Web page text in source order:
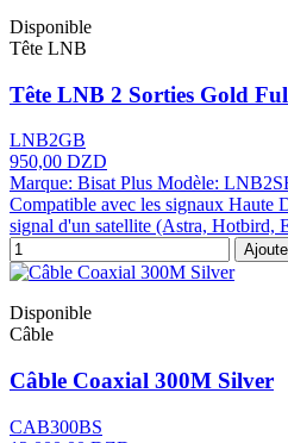
Disponible
Tête LNB
Tête LNB 2 Sorties Gold
LNB2GB
950,00 DZD
Marque: Bisat Plus Modèle:
Compatible avec les signaux Haute
signal d'un satellite (Astra, Hotbird,
Disponible
Câble
Câble Coaxial 300M Silver
CAB300BS